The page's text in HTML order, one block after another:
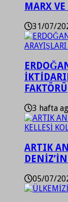
MARX
31/07/
FAKTÖRÜ
3 hafta
ARTIK
05/07/